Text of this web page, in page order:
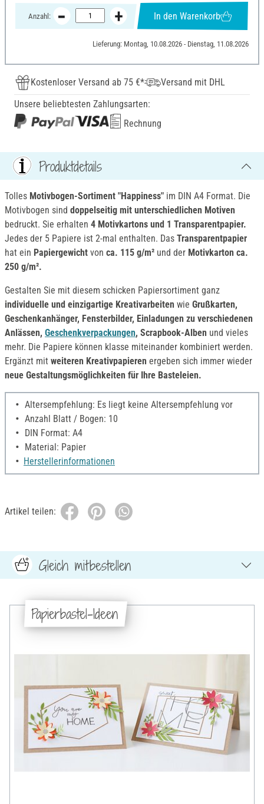
Anzahl: In den Warenkorb
Lieferung: Montag, 10.08.2026 - Dienstag, 11.08.2026
Kostenloser Versand ab 75 €*
Versand mit DHL
Unsere beliebtesten Zahlungsarten:
Rechnung
Produktdetails
Tolles Motivbogen-Sortiment "Happiness" im DIN A4 Format. Die
Motivbogen sind doppelseitig mit unterschiedlichen Motiven
bedruckt. Sie erhalten 4 Motivkartons und 1 Transparentpapier.
Jedes der 5 Papiere ist 2-mal enthalten. Das Transparentpapier
hat ein Papiergewicht von ca. 115 g/m² und der Motivkarton ca.
250 g/m².
Gestalten Sie mit diesem schicken Papiersortiment ganz
individuelle und einzigartige Kreativarbeiten wie Grußkarten,
Geschenkanhänger, Fensterbilder, Einladungen zu verschiedenen
Anlässen, Geschenkverpackungen, Scrapbook-Alben und vieles
mehr. Die Papiere können klasse miteinander kombiniert werden.
Ergänzt mit weiteren Kreativpapieren ergeben sich immer wieder
neue Gestaltungsmöglichkeiten für Ihre Basteleien.
Altersempfehlung: Es liegt keine Altersempfehlung vor
Anzahl Blatt / Bogen: 10
DIN Format: A4
Material: Papier
Herstellerinformationen
Artikel teilen:
Gleich mitbestellen
Papierbastel-Ideen